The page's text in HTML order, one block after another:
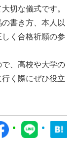
切な儀式です。
書き方、本人以
く合格祈願の参
、高校や大学の
く際にぜひ役立